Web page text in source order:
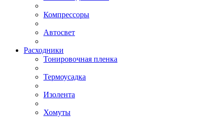
Компрессоры
Автосвет
Расходники
Тонировочная пленка
Термоусадка
Изолента
Хомуты